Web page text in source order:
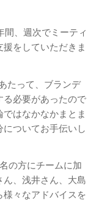
間、週次でミーティ
をしていただきま
たって、ブランデ
る必要があったので
はなかなかまとま
についてお手伝いし
の方にチームに加
、浅井さん、大島
様々なアドバイスを